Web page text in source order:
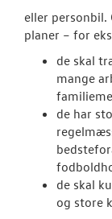
eller
planer – for
de skal
mange
de har
de skal
og store